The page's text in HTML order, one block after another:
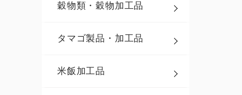
穀物類・穀物加工品
タマゴ製品・加工品
米飯加工品